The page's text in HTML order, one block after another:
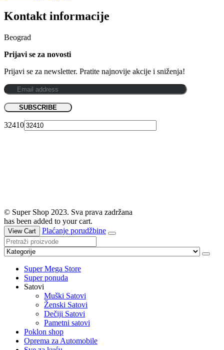
Kontakt informacije
Beograd
Prijavi se za novosti
Prijavi se za newsletter. Pratite najnovije akcije i sniženja!
32410
© Super Shop 2023. Sva prava zadržana
has been added to your cart.
View Cart Plaćanje porudžbine
Super Mega Store
Super ponuda
Satovi
Muški Satovi
Ženski Satovi
Dečiji Satovi
Pametni satovi
Poklon shop
Oprema za Automobile